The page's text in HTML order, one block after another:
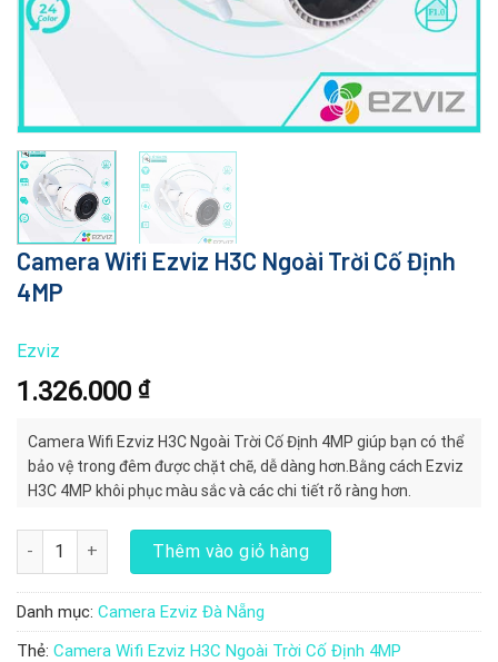
Camera Wifi Ezviz H3C Ngoài Trời Cố Định
4MP
Ezviz
1.326.000 ₫
Camera Wifi Ezviz H3C Ngoài Trời Cố Định 4MP giúp bạn có thể
bảo vệ trong đêm được chặt chẽ, dễ dàng hơn.Bằng cách Ezviz
H3C 4MP khôi phục màu sắc và các chi tiết rõ ràng hơn.
Camera Wifi Ezviz H3C Ngoài Trời Cố Định 4MP số lượng
Thêm vào giỏ hàng
Danh mục: Camera Ezviz Đà Nẵng
Thẻ: Camera Wifi Ezviz H3C Ngoài Trời Cố Định 4MP